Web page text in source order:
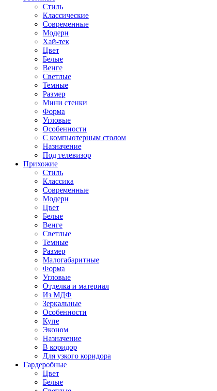
Стиль
Классические
Современные
Модерн
Хай-тек
Цвет
Белые
Венге
Светлые
Темные
Размер
Мини стенки
Форма
Угловые
Особенности
С компьютерным столом
Назначение
Под телевизор
Прихожие
Стиль
Классика
Современные
Модерн
Цвет
Белые
Венге
Светлые
Темные
Размер
Малогабаритные
Форма
Угловые
Отделка и материал
Из МДФ
Зеркальные
Особенности
Купе
Эконом
Назначение
В коридор
Для узкого коридора
Гардеробные
Цвет
Белые